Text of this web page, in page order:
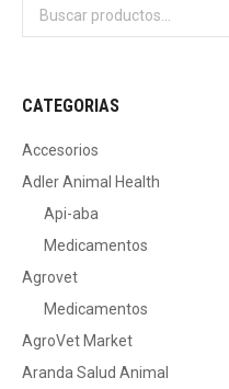
CATEGORIAS
Accesorios
Adler Animal Health
Api-aba
Medicamentos
Agrovet
Medicamentos
AgroVet Market
Aranda Salud Animal